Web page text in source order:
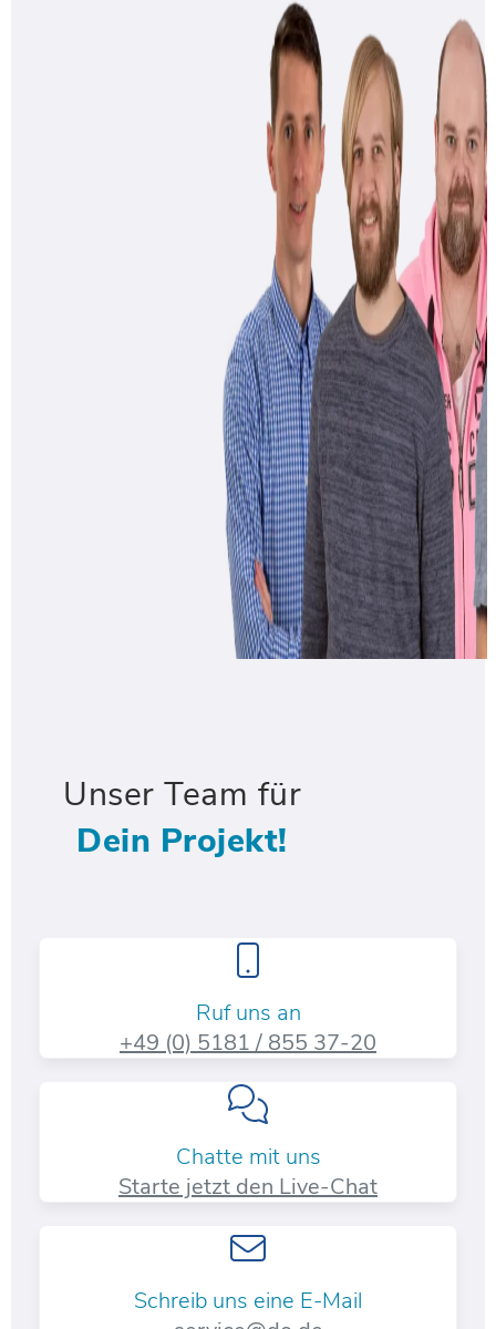
Unser Team für
Dein Projekt!
Ruf uns an
+49 (0) 5181 / 855 37-20​
Chatte mit uns
Starte jetzt den Live-Chat
Schreib uns eine E-Mail